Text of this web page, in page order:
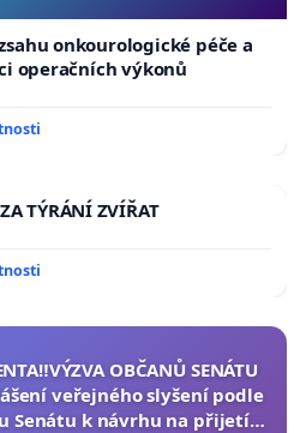
onkourologické péče a
operačních výkonů
TÝRÁNÍ ZVÍŘAT
OBČANŮ SENÁTU
veřejného slyšení podle
Senátu k návrhu na přijetí